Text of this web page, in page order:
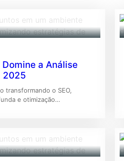
a Análise
2025
transformando o SEO,
e otimização…